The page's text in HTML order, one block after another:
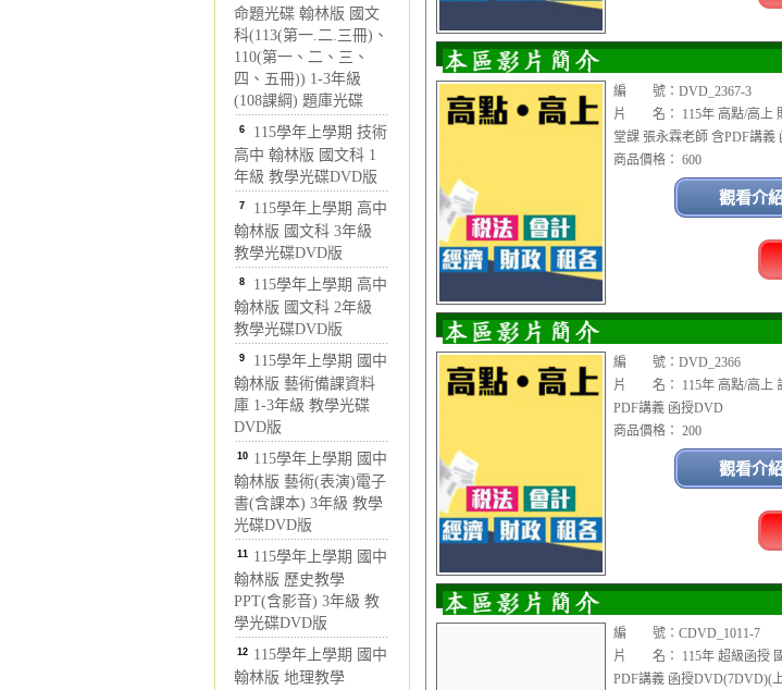
命題光碟 翰林版 國文
科(113(第一.二.三冊)、
110(第一、二、三、
四、五冊)) 1-3年級
(108課綱) 題庫光碟
6 115學年上學期 技術
高中 翰林版 國文科 1
年級 教學光碟DVD版
7 115學年上學期 高中
翰林版 國文科 3年級
教學光碟DVD版
8 115學年上學期 高中
翰林版 國文科 2年級
教學光碟DVD版
9 115學年上學期 國中
翰林版 藝術備課資料
庫 1-3年級 教學光碟
DVD版
10 115學年上學期 國中
翰林版 藝術(表演)電子
書(含課本) 3年級 教學
光碟DVD版
11 115學年上學期 國中
翰林版 歷史教學
PPT(含影音) 3年級 教
學光碟DVD版
12 115學年上學期 國中
翰林版 地理教學
編 號：DVD_2367-3
片 名： 115年 高點/高上
堂課 張永霖老師 含PDF講
商品價格： 600
觀看介
編 號：DVD_2366
片 名： 115年 高點/高上
PDF講義 函授DVD
商品價格： 200
觀看介
編 號：CDVD_1011-7
片 名： 115年 超級函授 國
PDF講義 函授DVD(7DVD)(